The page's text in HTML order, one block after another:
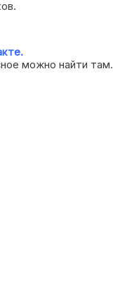
можно найти там.